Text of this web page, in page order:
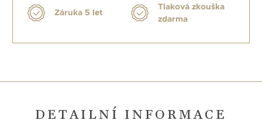
Záruka 5 let
Tlaková zkouška
zdarma
DETAILNÍ INFORMACE